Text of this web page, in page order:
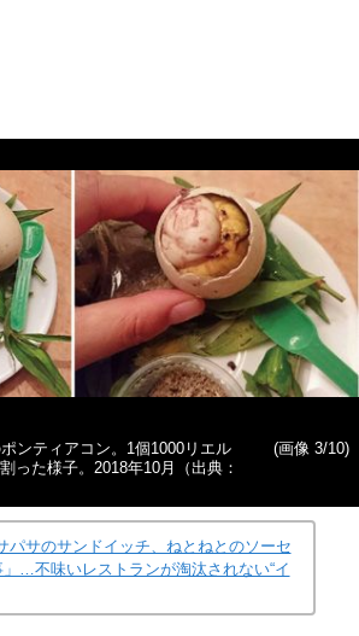
ンティアコン。1個1000リエル
った様子。2018年10月（出典：
(画像 3/10)
パサのサンドイッチ、ねとねとのソーセ
…不味いレストランが淘汰されない“イ